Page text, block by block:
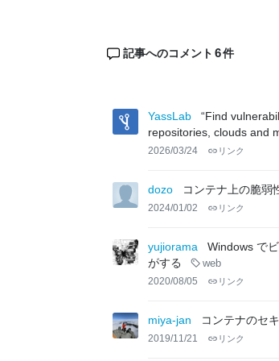
記事へのコメント 6件
YassLab
“Find
repositories, clouds and
2026/03/24 リンク
dozo コンテナ上の脆弱
2024/01/02 リンク
yujiorama
Windows で
がする
web
2020/08/05 リンク
miya-jan コンテナのセ
2019/11/21 リンク